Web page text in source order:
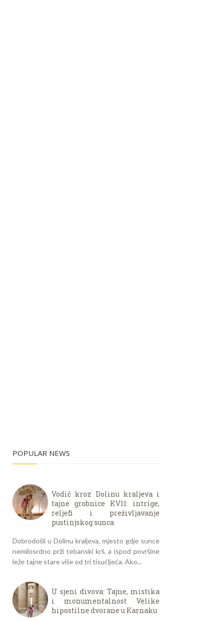
POPULAR NEWS
Vodič kroz Dolinu kraljeva i
tajne grobnice KV11: intrige,
reljefi i preživljavanje
pustinjskog sunca
Dobrodošli u Dolinu kraljeva, mjesto gdje sunce
nemilosrdno prži tebanski krš, a ispod površine
leže tajne stare više od tri tisućljeća. Ako...
U sjeni divova: Tajne, mistika
i monumentalnost Velike
hipostilne dvorane u Karnaku